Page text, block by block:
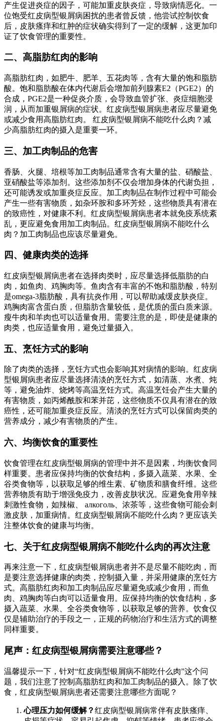
产生促进炎症的因子，可能加重皮肤炎症，导致病情恶化。一
位饱受红皮病型银屑病困扰的患者曾反馈，他尝试控制饮食
后，皮肤瘙痒和红肿的症状确实得到了一定的缓解，这更加印
证了饮食管理的重要性。
二、高脂肪红肉的影响
高脂肪红肉，如肥牛、肥羊、五花肉等，含有大量的饱和脂肪
酸。饱和脂肪酸在体内代谢后会增加前列腺素E2（PGE2）的
合成，PGE2是一种促炎介质，会导致血管扩张、炎症细胞浸
润，从而加重银屑病的症状。红皮病型银屑病患者应尽量避免
或减少食用高脂肪红肉。 红皮病型银屑病不能吃什么肉？减
少高脂肪红肉的摄入是重要一环。
三、加工肉制品的危害
香肠、火腿、培根等加工肉制品通常含有大量的盐、硝酸盐、
亚硝酸盐等添加剂。这些添加剂不仅会增加身体的代谢负担，
还可能诱发或加重炎症反应。加工肉制品在制作过程中可能会
产生一些有害物质，如杂环胺和多环芳烃，这些物质具有潜在
的致癌性，对健康不利。红皮病型银屑病患者本就免疫系统紊
乱，更应避免食用加工肉制品。红皮病型银屑病不能吃什么
肉？加工肉制品也应该尽量避免。
四、健康肉类的选择
红皮病型银屑病患者在选择肉类时，应尽量选择低脂肪的白
肉，如鱼肉、鸡胸肉等。鱼肉含有丰富的不饱和脂肪酸，特别
是omega-3脂肪酸，具有抗炎作用，可以帮助减缓皮肤炎症。
鸡胸肉富含蛋白质，但脂肪含量较低，是优质的蛋白质来源。
瘦牛肉和羊肉也可以适量食用。需要注意的是，即使是健康的
肉类，也应适量食用，避免过量摄入。
五、烹饪方式的影响
除了肉类的选择，烹饪方式也会影响其对病情的影响。红皮病
型银屑病患者应尽量选择清淡的烹饪方式，如清蒸、水煮、炖
等，避免油炸、烧烤等高温烹饪方式。高温烹饪会产生大量的
有害物质，如丙烯酰胺和苯并芘，这些物质不仅具有潜在的致
癌性，还可能加重炎症反应。清淡的烹饪方式可以保留肉类的
营养成分，减少有害物质的产生。
六、均衡饮食的重要性
饮食管理在红皮病型银屑病的管理中并不是因素，均衡饮食同
样重要。患者应保持均衡的饮食结构，多摄入蔬菜、水果、全
谷类食物等，以获取足够的维生素、矿物质和膳食纤维。这些
营养物质有助于增强免疫力，改善皮肤状况。应避免食用辛辣
刺激性食物，如辣椒、 алкоголь、浓茶等，这些食物可能会刺
激皮肤，加重病情。红皮病型银屑病不能吃什么肉？更应该关
注整体饮食的健康与均衡。
七、关于红皮病型银屑病不能吃什么肉的再次注意
再来注意一下，红皮病型银屑病患者并不是尽量不能吃肉，而
是要注意选择健康的肉类，控制摄入量，并采用健康的烹饪方
式。高脂肪红肉和加工肉制品应尽量避免或减少食用，而鱼
肉、鸡胸肉等白肉可以适量食用。应保持均衡的饮食结构，多
摄入蔬菜、水果、全谷类食物等，以获取足够的营养。饮食仅
仅是辅助治疗的手段之一，正规的药物治疗和生活方式的调整
同样重要。
尾声：红皮病型银屑病需要注意哪些？
温馨提示一下，针对“红皮病型银屑病不能吃什么肉”这个问
题，我们注意了控制高脂肪红肉和加工肉制品的摄入。除了饮
食，红皮病型银屑病患者还需要注意哪些方面呢？
心理压力如何缓解？红皮病型银屑病常伴有皮肤瘙痒、